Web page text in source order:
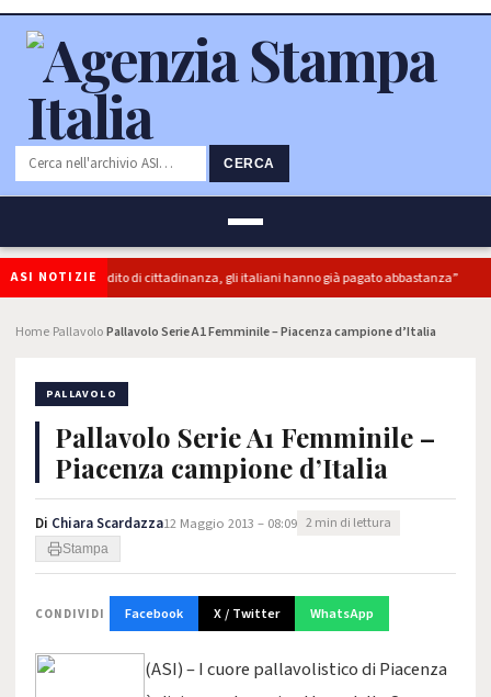
CERCA
ASI NOTIZIEe reddito di cittadinanza, gli italiani hanno già pagato abbastanza”
Home PallavoloPallavolo Serie A1 Femminile – Piacenza campione d’Italia
PALLAVOLO
Pallavolo Serie A1 Femminile –
Piacenza campione d’Italia
Di Chiara Scardazza12 Maggio 2013 – 08:09 2 min di lettura
Stampa
CONDIVIDI Facebook X / Twitter WhatsApp
(ASI) – I cuore pallavolistico di Piacenza